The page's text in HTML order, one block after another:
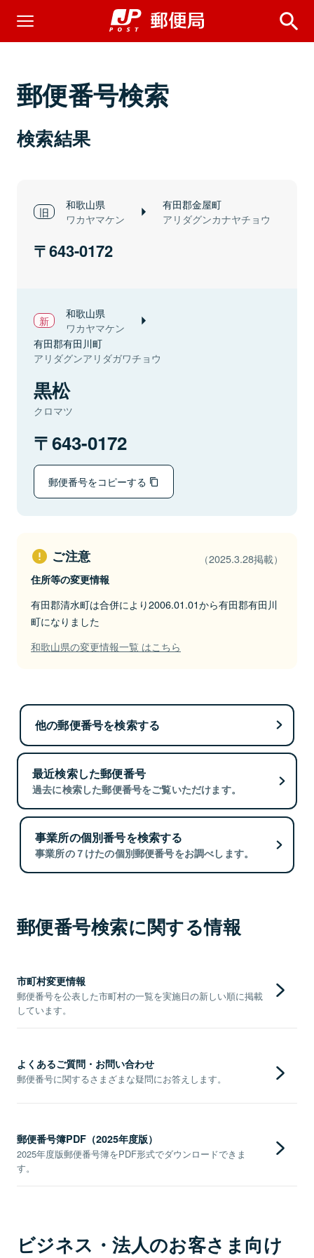
郵便番号検索
検索結果
和歌山県
ワカヤマケン
有田郡金屋町
アリダグンカナヤチョウ
643-0172
和歌山県
ワカヤマケン
有田郡有田川町
アリダグンアリダガワチョウ
黒松
クロマツ
643-0172
郵便番号をコピーする
ご注意 （2025.3.28掲載）
住所等の変更情報
有田郡清水町は合併により2006.01.01から有田郡有田川
町になりました
和歌山県の変更情報一覧 はこちら
他の郵便番号を検索する
最近検索した郵便番号
過去に検索した郵便番号をご覧いただけます。
事業所の個別番号を検索する
事業所の７けたの個別郵便番号をお調べします。
郵便番号検索に関する情報
市町村変更情報
郵便番号を公表した市町村の一覧を実施日の新しい順に掲載
しています。
よくあるご質問・お問い合わせ
郵便番号に関するさまざまな疑問にお答えします。
郵便番号簿PDF（2025年度版）
2025年度版郵便番号簿をPDF形式でダウンロードできま
す。
ビジネス・法人のお客さま向け